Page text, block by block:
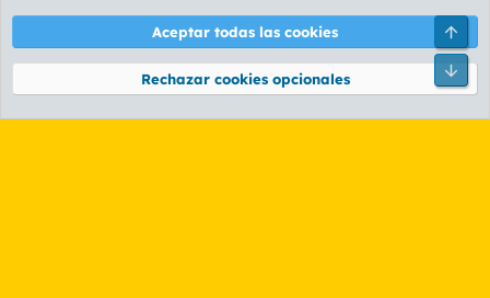
Términos y reglas Política de privacidad Ayuda
Community platform by XenForo® © 2010-2026 XenForo Ltd.
Aceptar todas las cookies
Rechazar cookies opcionales
Pie